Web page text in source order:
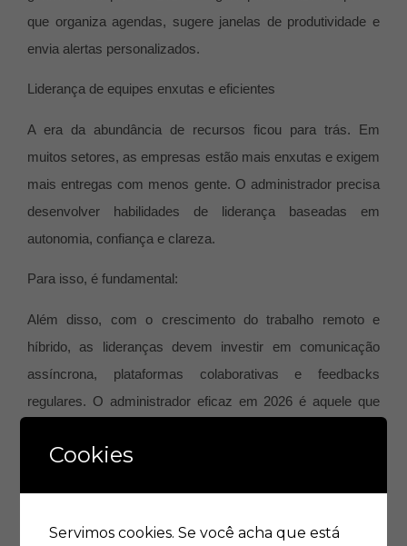
que organiza agendas, sugere janelas de produtividade e
envia alertas personalizados.
Liderança de equipes enxutas e eficientes
A era da abundância de recursos ficou para trás. Em
muitos setores, as empresas estão mais enxutas e exigem
mais entregas com menos gente. O administrador precisa
desenvolver habilidades de liderança baseadas em
autonomia, confiança e clareza.
Para isso, é fundamental:
Além disso, com o crescimento do trabalho remoto e
híbrido, as lideranças devem investir em comunicação
assíncrona, plataformas colaborativas e feedbacks
regulares. O administrador eficaz em 2026 é aquele que
ferramentas. É uma mudança de mentalidade.
Cookies
Servimos cookies. Se você acha que está